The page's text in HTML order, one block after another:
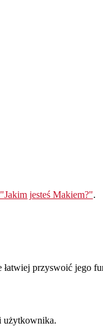
"Jakim jesteś Makiem?".
przyswoić jego
użytkownika.